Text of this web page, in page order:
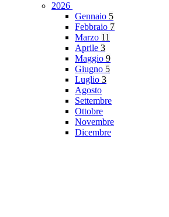
2026
Gennaio 5
Febbraio 7
Marzo 11
Aprile 3
Maggio 9
Giugno 5
Luglio 3
Agosto
Settembre
Ottobre
Novembre
Dicembre